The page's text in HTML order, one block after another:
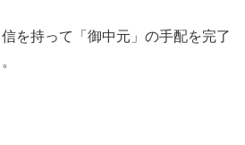
を持って「御中元」の手配を完了